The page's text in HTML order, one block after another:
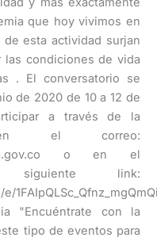
que hoy vivimos en
esta actividad surjan
las condiciones de vida
. El conversatorio se
de 2020 de 10 a 12 de
a través de la
en el correo:
o en el
link:
"Encuéntrate con la
tipo de eventos para